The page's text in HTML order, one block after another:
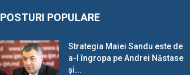
POSTURI POPULARE
Strategia Maiei Sandu este de
a-l îngropa pe Andrei Năstase
și...